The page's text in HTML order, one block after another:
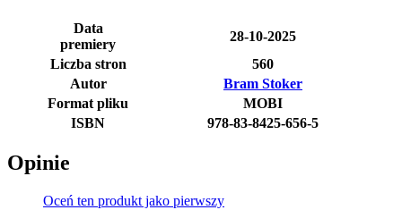
Data
premiery
28-10-2025
Liczba stron
560
Autor
Bram Stoker
Format pliku
MOBI
ISBN
978-83-8425-656-5
Opinie
Oceń ten produkt jako pierwszy